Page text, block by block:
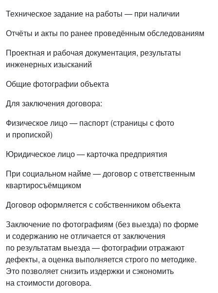
Техническое задание на работы — при наличии
Отчёты и акты по ранее проведённым обследованиям
Проектная и рабочая документация, результаты
инженерных изысканий
Общие фотографии объекта
Для заключения договора:
Физическое лицо — паспорт (страницы с фото
и пропиской)
Юридическое лицо — карточка предприятия
При социальном найме — договор с ответственным
квартиросъёмщиком
Договор оформляется с собственником объекта
Заключение по фотографиям (без выезда) по форме
и содержанию не отличается от заключения
по результатам выезда — фотографии отражают
дефекты, а оценка выполняется строго по методике.
Это позволяет снизить издержки и сэкономить
на стоимости договора.